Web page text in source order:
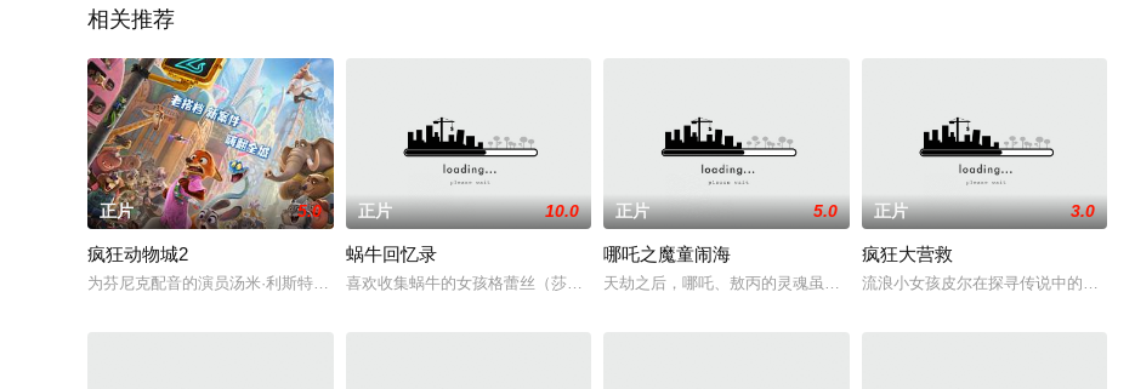
相关推荐
正片 5.0
疯狂动物城2
为芬尼克配音的演员汤米·利斯特透露，[迪士尼]正在计划拍摄《#疯狂动物城#》续集。
正片 10.0
蜗牛回忆录
喜欢收集蜗牛的女孩格蕾丝（莎拉·斯努克 Sarah Snook 配音）在被迫与双胞胎吉尔伯特（柯蒂·斯密特-麦菲 Ko
正片 5.0
哪吒之魔童闹海
天劫之后，哪吒、敖丙的灵魂虽保住了，但肉身很快会魂飞魄散。太乙真人
正片 3.0
疯狂大营救
流浪小女孩皮尔在探寻传说中的雾堡